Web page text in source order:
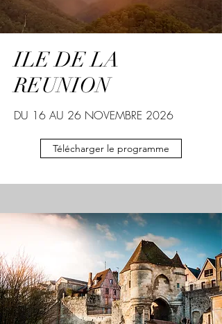
ILE DE LA
REUNION
DU 16 AU 26 NOVEMBRE 2026
Télécharger le programme